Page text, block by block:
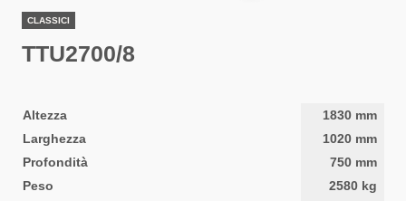
CLASSICI
TTU2700/8
Altezza 1830 mm
Larghezza
1020 mm
Profondità
750 mm
Peso
2580 kg